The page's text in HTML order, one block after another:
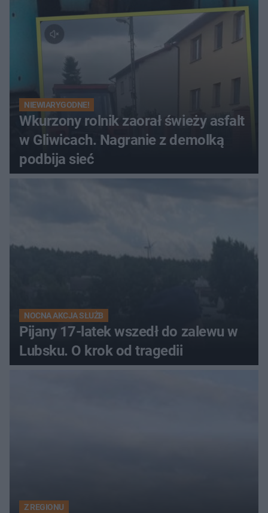
NIEWIARYGODNE!
Wkurzony rolnik zaorał świeży asfalt
w Gliwicach. Nagranie z demolką
podbija sieć
NOCNA AKCJA SŁUŻB
Pijany 17-latek wszedł do zalewu w
Lubsku. O krok od tragedii
Z REGIONU